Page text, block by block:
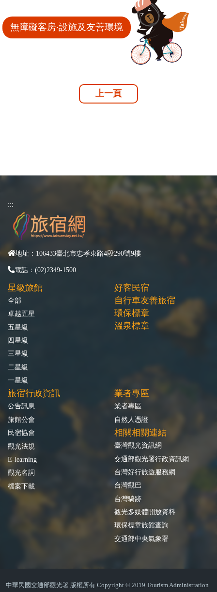
無障礙客房‧設施及友善環境
上一頁
:::
地址：106433臺北市忠孝東路4段290號9樓
電話：(02)2349-1500
星級旅館
全部
卓越五星
五星級
四星級
三星級
二星級
一星級
好客民宿
自行車友善旅宿
環保標章
溫泉標章
旅宿行政資訊
公告訊息
旅館公會
民宿協會
觀光法規
E-learning
觀光名詞
檔案下載
業者專區
業者專區
自然人憑證
相關相關連結
臺灣觀光資訊網
交通部觀光署行政資訊網
台灣好行旅遊服務網
台灣觀巴
台灣騎跡
觀光多媒體開放資料
環保標章旅館查詢
交通部中央氣象署
中華民國交通部觀光署 版權所有 Copyright © 2019 Tourism Administration